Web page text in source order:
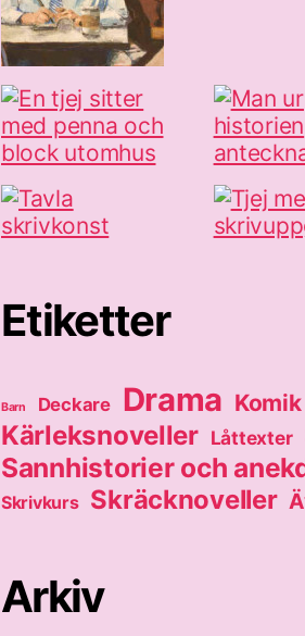
Etiketter
Barn Deckare Drama Komik
Kärleksnoveller Låttexter
Sannhistorier och
Skrivkurs Skräcknoveller
Arkiv